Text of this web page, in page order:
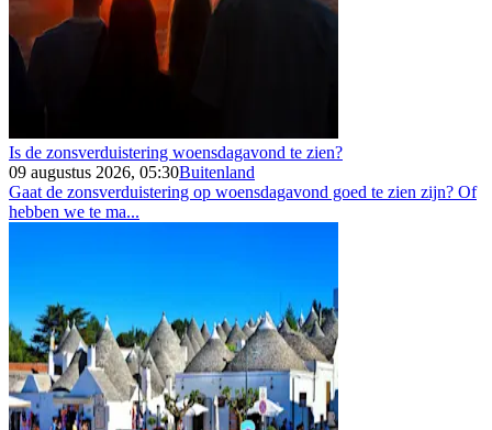
Is de zonsverduistering woensdagavond te zien?
09 augustus 2026, 05:30Buitenland
Gaat de zonsverduistering op woensdagavond goed te zien zijn? Of
hebben we te ma...